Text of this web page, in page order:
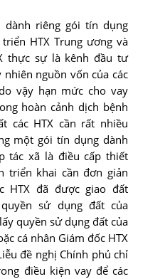
dành riêng gói tín dụng
HTX Trung ương và
thực sự là kênh đầu tư
nhiên nguồn vốn của các
vậy hạn mức cho vay
hoàn cảnh dịch bệnh
các HTX cần rất nhiều
một gói tín dụng dành
tác xã là điều cấp thiết
triển khai cần đơn giản
HTX đã được giao đất
sử dụng đất của
quyền sử dụng đất của
cá nhân Giám đốc HTX
đề nghị Chính phủ chỉ
điều kiện vay để các